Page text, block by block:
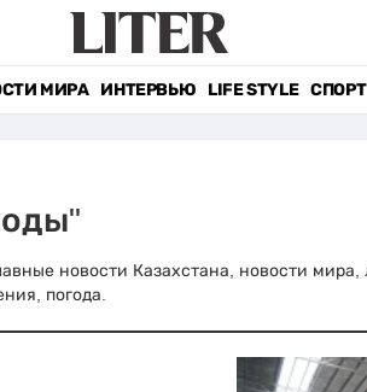
МИРА ИНТЕРВЬЮ LIFE STYLE СПОРТ
новости Казахстана, новости
погода.